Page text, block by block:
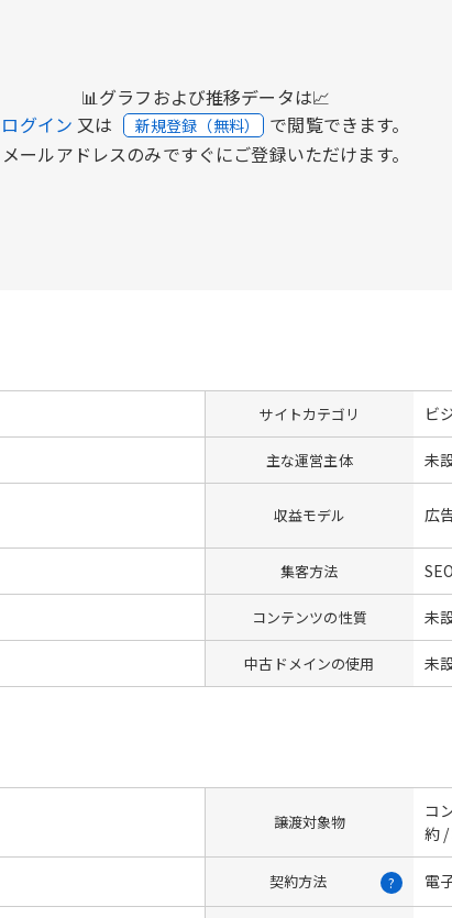
📊グラフおよび推移データは📈
ログイン 又は 新規登録（無料） で閲覧できます。
メールアドレスのみですぐにご登録いただけます。
サイトカテゴリ ビ
主な運営主体 未
収益モデル 広
集客方法
コンテンツの性質 未
中古ドメインの使用 未
譲渡対象物
コ
約 /
契約方法 ? 電